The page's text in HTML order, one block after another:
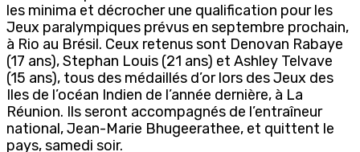
les minima et décrocher une qualification pour les
Jeux paralympiques prévus en septembre prochain,
à Rio au Brésil. Ceux retenus sont Denovan Rabaye
(17 ans), Stephan Louis (21 ans) et Ashley Telvave
(15 ans), tous des médaillés d’or lors des Jeux des
Iles de l’océan Indien de l’année dernière, à La
Réunion. Ils seront accompagnés de l’entraîneur
national, Jean-Marie Bhugeerathee, et quittent le
pays, samedi soir.